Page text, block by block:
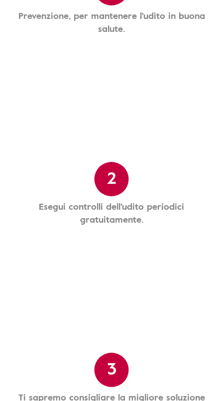
Prevenzione, per mantenere l'udito in buona
salute.
2
Esegui controlli dell'udito periodici
gratuitamente.
3
Ti sapremo consigliare la migliore soluzione